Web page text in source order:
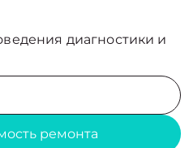
диагностики и
ремонта